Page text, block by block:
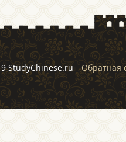
StudyChinese.ru Обратная